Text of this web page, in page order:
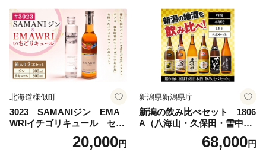
uper dry 11回 缶ビール 缶 ギ
フト 内祝い 茨城県守谷市 送
料無料
北海道様似町
3023 SAMANIジン EMA
WRIイチゴリキュール セッ
ト（箱入り）【大人の味 酒
お酒 洋酒 スピリッツ クラフ
20,000円
新潟県新潟県庁
新潟の飲み比べセット 1806
A（八海山・久保田・雪中
梅・越乃寒梅・かたふね・千
68,000円